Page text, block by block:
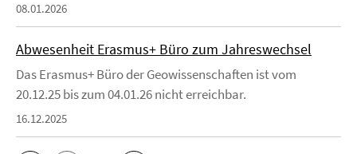
08.01.2026
Abwesenheit Erasmus+ Büro zum Jahreswechsel
Das Erasmus+ Büro der Geowissenschaften ist vom
20.12.25 bis zum 04.01.26 nicht erreichbar.
16.12.2025